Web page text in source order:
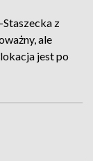
z
ale
jest po